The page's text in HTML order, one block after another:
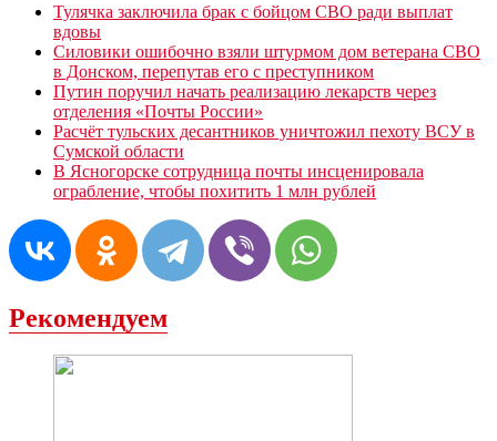
Тулячка заключила брак с бойцом СВО ради выплат
вдовы
Силовики ошибочно взяли штурмом дом ветерана СВО
в Донском, перепутав его с преступником
Путин поручил начать реализацию лекарств через
отделения «Почты России»
Расчёт тульских десантников уничтожил пехоту ВСУ в
Сумской области
В Ясногорске сотрудница почты инсценировала
ограбление, чтобы похитить 1 млн рублей
Рекомендуем